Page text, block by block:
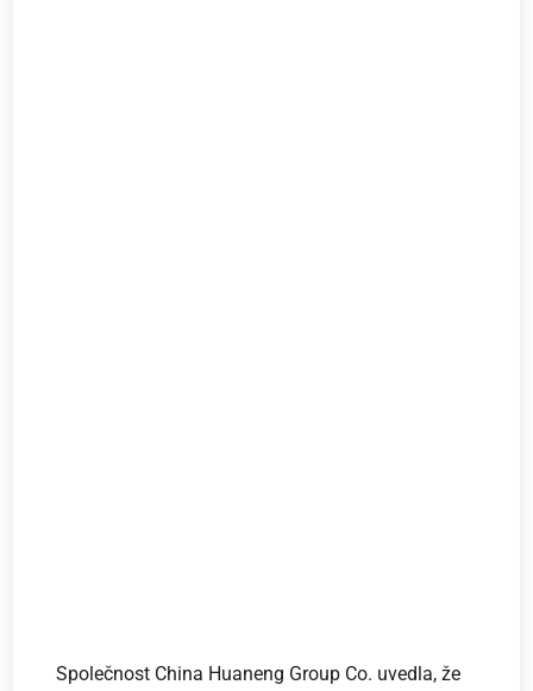
Společnost China Huaneng Group Co. uvedla, že